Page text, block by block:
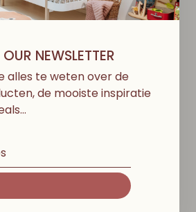
THE NEW SOCIETY
Mira Skirt - Mira
Embroidery
NEWSLETTER
alles te weten over de
de mooiste inspiratie